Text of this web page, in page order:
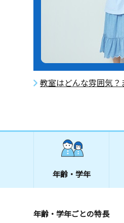
教室はどんな雰囲気？
年齢・学年
年齢・学年ごとの特長